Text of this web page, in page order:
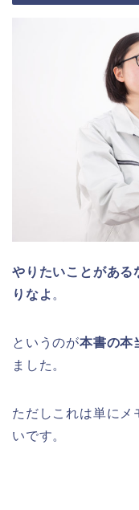
やりたいことがある
りなよ 。
というのが本書の本
ました。
ただしこれは単にメ
いです。